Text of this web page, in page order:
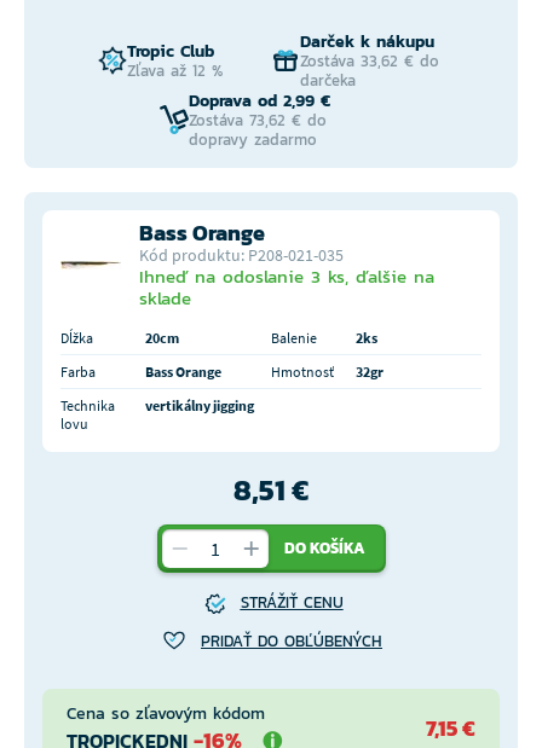
Tropic Club
Zľava až 12 %
Darček k nákupu
Zostáva 33,62 € do
darčeka
Doprava od 2,99 €
Zostáva 73,62 € do
dopravy zadarmo
Bass Orange
Kód produktu: P208-021-035
Ihneď na odoslanie 3 ks, ďalšie na
sklade
Dĺžka 20cm Balenie
2ks
Farba
Bass Orange Hmotnosť
32gr
Technika
lovu
vertikálny jigging
8,51 €
DO KOŠÍKA
STRÁŽIŤ CENU
PRIDAŤ DO OBĽÚBENÝCH
Cena so zľavovým kódom
TROPICKEDNI -16% 7,15 €